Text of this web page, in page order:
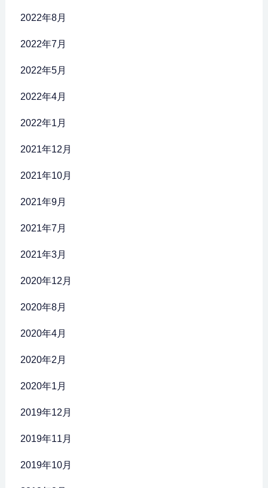
2022年8月
2022年7月
2022年5月
2022年4月
2022年1月
2021年12月
2021年10月
2021年9月
2021年7月
2021年3月
2020年12月
2020年8月
2020年4月
2020年2月
2020年1月
2019年12月
2019年11月
2019年10月